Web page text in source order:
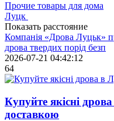
Прочие товары для дома
Луцк
Показать расстояние
Компанія «Дрова Луцьк»
дрова твердих порід безп
2026-07-21 04:42:12
64
Купуйте якісні
доставкою